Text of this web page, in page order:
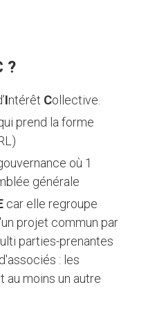
?
Intérêt Collective.
prend la forme
où 1
générale
car elle regroupe
projet commun par
parties-prenantes
: les
au moins un autre